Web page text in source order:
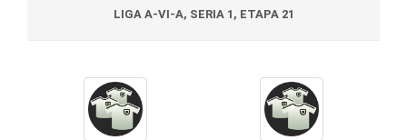
LIGA A-VI-A, SERIA 1, ETAPA 21